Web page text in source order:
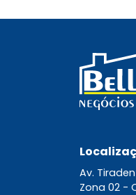
Av.
Zona 02 -